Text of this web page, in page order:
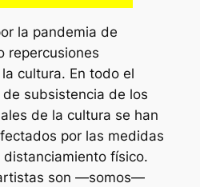
la pandemia de
repercusiones
cultura. En todo el
subsistencia de los
de la cultura se han
por las medidas
físico.
son —somos—